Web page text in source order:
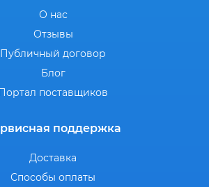
О нас
Отзывы
Публичный договор
Блог
поставщиков
поддержка
Доставка
Способы оплаты